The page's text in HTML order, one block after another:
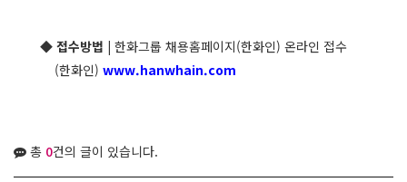
◆ 접수방법 | 한화그룹 채용홈페이지(한화인) 온라인 접수
(한화인) www.hanwhain.com
총 0건의 글이 있습니다.